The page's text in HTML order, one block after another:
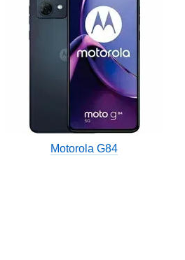
Motorola G84